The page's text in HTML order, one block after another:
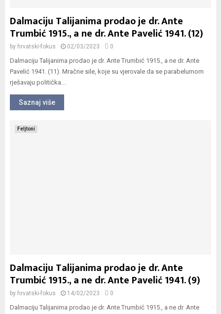
Dalmaciju Talijanima prodao je dr. Ante
Trumbić 1915., a ne dr. Ante Pavelić 1941. (12)
by hrvatski-fokus 02/03/2023 0
Dalmaciju Talijanima prodao je dr. Ante Trumbić 1915., a ne dr. Ante
Pavelić 1941. (11). Mračne sile, koje su vjerovale da se parabelumom
rješavaju politička...
Saznaj više
Feljtoni
Dalmaciju Talijanima prodao je dr. Ante
Trumbić 1915., a ne dr. Ante Pavelić 1941. (9)
by hrvatski-fokus 14/02/2023 0
Dalmaciju Talijanima prodao je dr. Ante Trumbić 1915., a ne dr. Ante